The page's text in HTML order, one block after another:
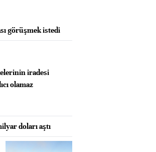
görüşmek istedi
iradesi
olamaz
doları aştı